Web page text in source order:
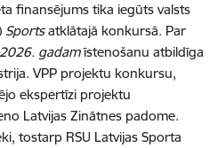
finansējums tika iegūts valsts
Sportsatklātajā konkursā. Par
gadamīstenošanu atbildīga
VPP projektu konkursu,
ekspertīzi projektu
Latvijas Zinātnes padome.
tostarp RSU Latvijas Sporta